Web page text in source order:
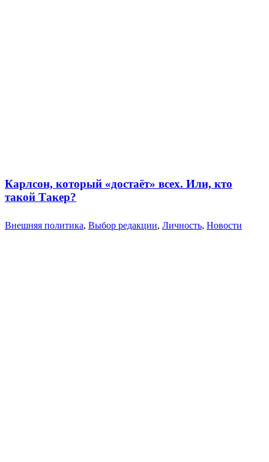
Карлсон, который «достаёт» всех. Или, кто
такой Такер?
Внешняя политика, Выбор редакции, Личность, Новости